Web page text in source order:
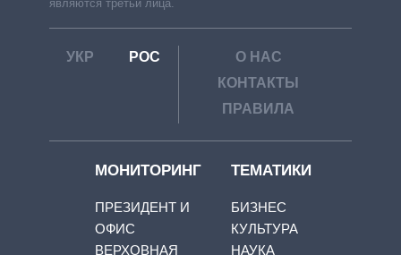
являются третьи лица.
УКР РОС
О НАС
КОНТАКТЫ
ПРАВИЛА
МОНИТОРИНГ
ПРЕЗИДЕНТ И
ОФИС
ВЕРХОВНАЯ
ТЕМАТИКИ
БИЗНЕС
КУЛЬТУРА
НАУКА